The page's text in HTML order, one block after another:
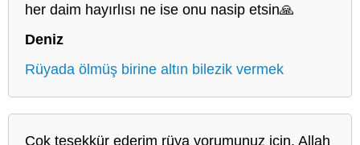
her daim hayırlısı ne ise onu nasip etsin🙏
Deniz
Rüyada ölmüş birine altın bilezik vermek
Çok teşekkür ederim rüya yorumunuz için. Allah